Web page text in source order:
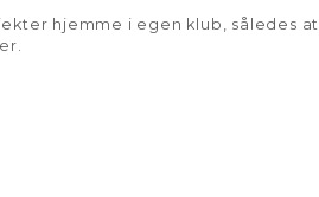
hjemme i egen klub, således